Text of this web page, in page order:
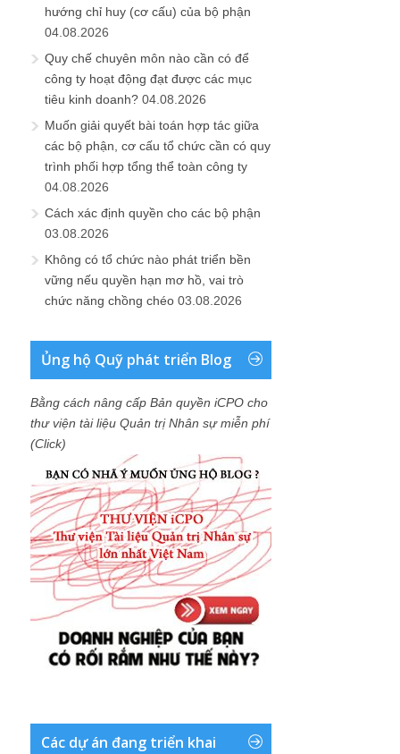
hướng chỉ huy (cơ cấu) của bộ phận
04.08.2026
Quy chế chuyên môn nào cần có để
công ty hoạt động đạt được các mục
tiêu kinh doanh? 04.08.2026
Muốn giải quyết bài toán hợp tác giữa
các bộ phận, cơ cấu tổ chức cần có quy
trình phối hợp tổng thể toàn công ty
04.08.2026
Cách xác định quyền cho các bộ phận
03.08.2026
Không có tổ chức nào phát triển bền
vững nếu quyền hạn mơ hồ, vai trò
chức năng chồng chéo 03.08.2026
Ủng hộ Quỹ phát triển Blog
Bằng cách nâng cấp Bản quyền iCPO cho
thư viện tài liệu Quản trị Nhân sự miễn phí
(Click)
Các dự án đang triển khai